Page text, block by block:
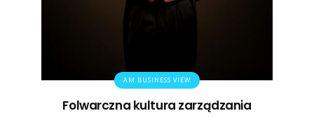
AM BUSINESS VIEW
Folwarczna kultura zarządzania